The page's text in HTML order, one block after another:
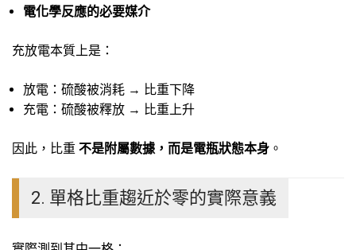
電化學反應的必要媒介
充放電本質上是：
放電：硫酸被消耗 → 比重下降
充電：硫酸被釋放 → 比重上升
因此，比重 不是附屬數據，而是電瓶狀態本身 。
2. 單格比重趨近於零的實際意義